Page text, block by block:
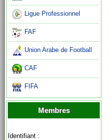
Ligue Professionnel
FAF
Union Arabe de Football
CAF
FIFA
Membres
Identifiant :